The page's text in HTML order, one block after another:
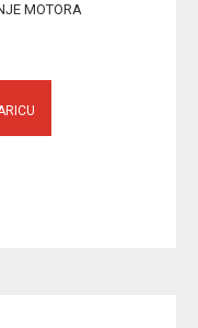
MOTORA